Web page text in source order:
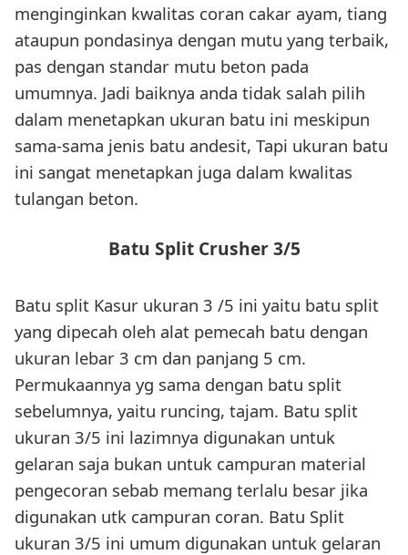
menginginkan kwalitas coran cakar ayam, tiang
ataupun pondasinya dengan mutu yang terbaik,
pas dengan standar mutu beton pada
umumnya. Jadi baiknya anda tidak salah pilih
dalam menetapkan ukuran batu ini meskipun
sama-sama jenis batu andesit, Tapi ukuran batu
ini sangat menetapkan juga dalam kwalitas
tulangan beton.
Batu Split Crusher 3/5
Batu split Kasur ukuran 3 /5 ini yaitu batu split
yang dipecah oleh alat pemecah batu dengan
ukuran lebar 3 cm dan panjang 5 cm.
Permukaannya yg sama dengan batu split
sebelumnya, yaitu runcing, tajam. Batu split
ukuran 3/5 ini lazimnya digunakan untuk
gelaran saja bukan untuk campuran material
pengecoran sebab memang terlalu besar jika
digunakan utk campuran coran. Batu Split
ukuran 3/5 ini umum digunakan untuk gelaran